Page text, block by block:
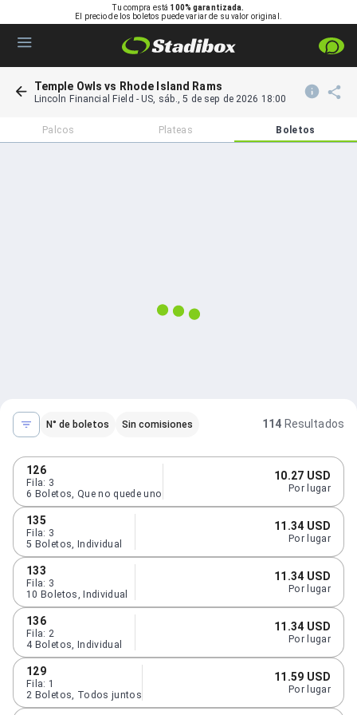
Tu compra está 100% garantizada.
El precio de los boletos puede variar de su valor original.
Temple Owls vs Rhode Island Rams
Lincoln Financial Field -US, sáb., 5 de sep de 2026 18:00
Palcos Plateas Boletos
N° de boletos Sin comisiones 114 Resultados
126
Fila: 3
6 Boletos Que no quede uno
10.27 USD
Por lugar
135
Fila: 3
5 Boletos Individual
11.34 USD
Por lugar
133
Fila: 3
10 Boletos Individual
11.34 USD
Por lugar
136
Fila: 2
4 Boletos Individual
11.34 USD
Por lugar
129
Fila: 1
2 Boletos Todos juntos
11.59 USD
Por lugar